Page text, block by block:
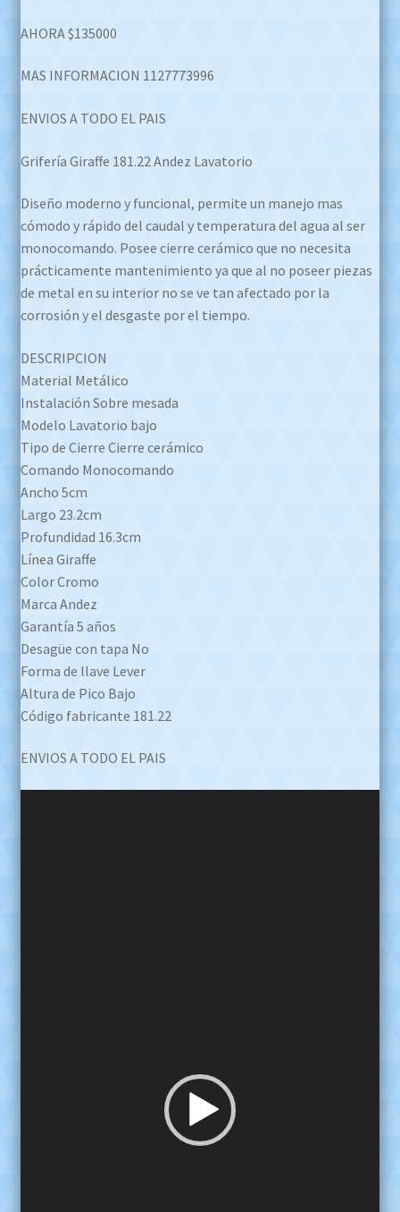
AHORA $135000
MAS INFORMACION 1127773996
ENVIOS A TODO EL PAIS
Grifería Giraffe 181.22 Andez Lavatorio
Diseño moderno y funcional, permite un manejo mas
cómodo y rápido del caudal y temperatura del agua al ser
monocomando. Posee cierre cerámico que no necesita
prácticamente mantenimiento ya que al no poseer piezas
de metal en su interior no se ve tan afectado por la
corrosión y el desgaste por el tiempo.
DESCRIPCION
Material Metálico
Instalación Sobre mesada
Modelo Lavatorio bajo
Tipo de Cierre Cierre cerámico
Comando Monocomando
Ancho 5cm
Largo 23.2cm
Profundidad 16.3cm
Línea Giraffe
Color Cromo
Marca Andez
Garantía 5 años
Desagüe con tapa No
Forma de llave Lever
Altura de Pico Bajo
Código fabricante 181.22
ENVIOS A TODO EL PAIS